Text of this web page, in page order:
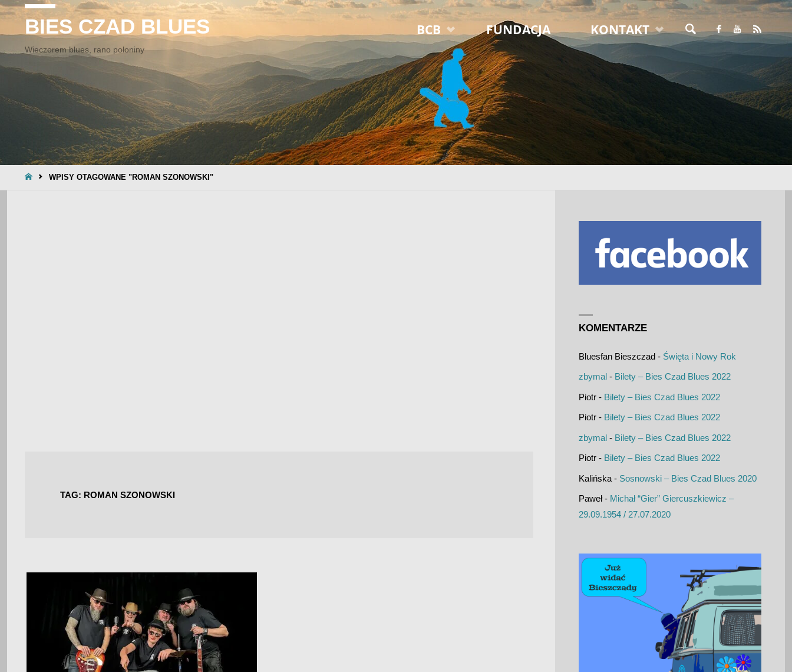
BIES CZAD BLUES
Wieczorem blues, rano połoniny
Przejdź
do
treści
BCB FUNDACJA KONTAKT
SZUKAJ
STRONA
WPISY OTAGOWANE "ROMAN SZONOWSKI"
TAG: ROMAN SZONOWSKI
KOMENTARZE
Bluesfan Bieszczad- Święta i Nowy Rok
zbymal- Bilety – Bies Czad Blues 2022
Piotr- Bilety – Bies Czad Blues 2022
Piotr- Bilety – Bies Czad Blues 2022
zbymal- Bilety – Bies Czad Blues 2022
Piotr- Bilety – Bies Czad Blues 2022
Kalińska- Sosnowski – Bies Czad Blues 2020
Paweł- Michał “Gier” Giercuszkiewicz –
29.09.1954 / 27.07.2020